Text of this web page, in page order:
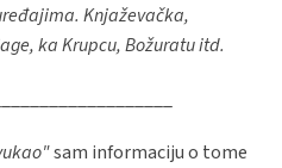
Knjaževačka,
ka Krupcu, Božuratu itd.
sam informaciju o tome